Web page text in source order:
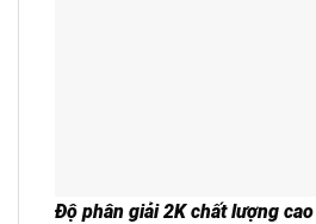
Độ phân giải 2K chất lượng cao